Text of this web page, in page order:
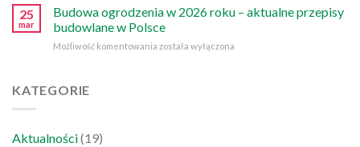
musisz
ogrodzenie
panelowe
–
wszystko,
25
mar
Budowa ogrodzenia w 2026 roku – aktualne przepisy
budowlane w Polsce
Możliwość komentowania Budowa
została wyłączona
KATEGORIE
Aktualności(19)